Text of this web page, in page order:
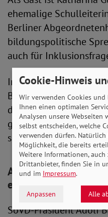
ehemalige
Berliner
bildungspolitische
auch für
In der Sendung wird es
Block geben,
die erst seit zwei
gibt es
speziell für Kinder und
Adolf Bauer: Junge
ermutigen
SoVD-Präsident Adolf
Cookie-Hinweis
Wir verwenden Cookies
Ihnen einen optimalen
Analysen unsere Webseiten
selbst entscheiden, welche
verwenden dürfen.
Möglichkeit, die bereits
Weitere Informationen,
Drittanbieter, finden Sie in
und im Impressum.
Anpassen Alle